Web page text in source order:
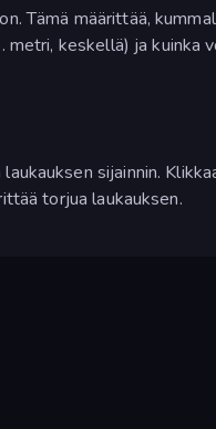
Tämä määrittää,
keskellä) ja kuinka
sijainnin.
torjua laukauksen.